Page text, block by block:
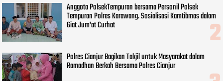
Anggota PolsekTempuran bersama Personil Polsek
Tempuran Polres Karawang. Sosialisasi Kamtibmas dalam
Giat Jum'at Curhat
Polres Cianjur Bagikan Takjil untuk Masyarakat dalam
Ramadhan Berkah Bersama Polres Cianjur